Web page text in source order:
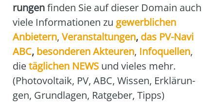
run­genfin­den Sie auf die­ser Domain auch
vie­le Infor­ma­tio­nen zu gewerb­li­chen
Anbie­tern, Ver­an­stal­tun­gen, das PV-Navi
ABC, beson­de­ren Akteu­ren, Info­quel­len,
dietäg­li­chen NEWS und vie­les mehr.
(Pho­to­vol­ta­ik, PV, ABC, Wis­sen, Erklä­run­
gen, Grund­la­gen, Rat­ge­ber, Tipps)